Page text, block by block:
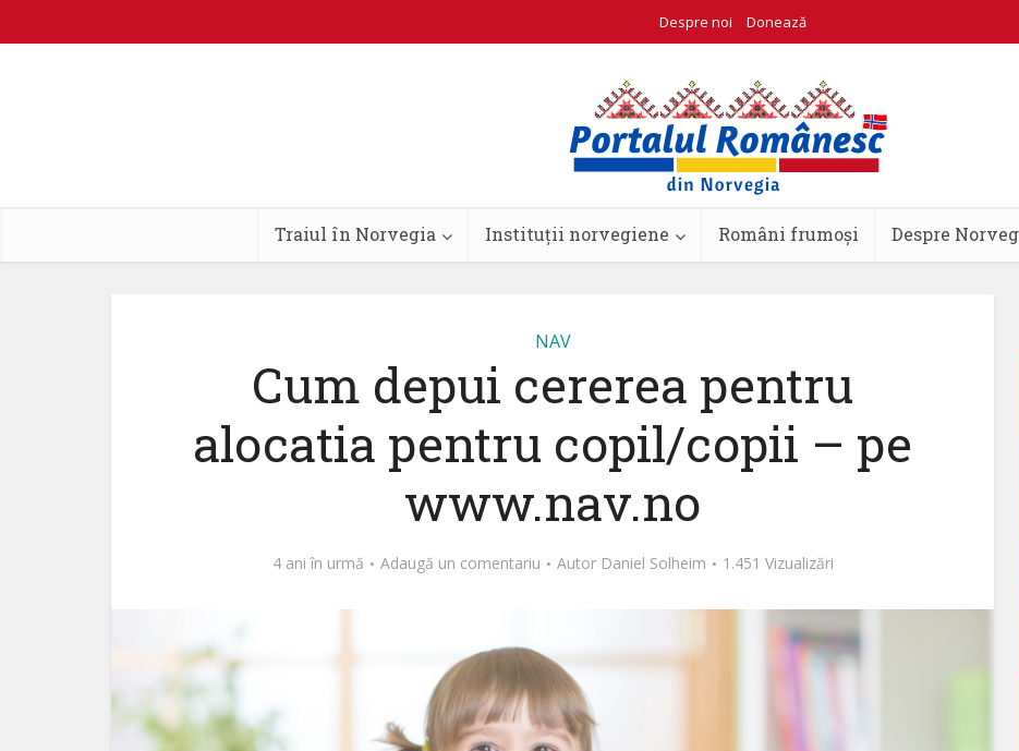
Despre noi Donează
Traiul în Norvegia Instituții norvegiene Români frumoși Despre
NAV
Cum depui cererea pentru
alocatia pentru copil/copii – pe
www.nav.no
4 ani în urmă Adaugă un comentariu Autor Daniel Solheim 1.451 Vizualizări